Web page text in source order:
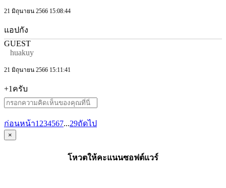
21 มิถุนายน 2566 15:08:44
แอปกัง
GUEST
huakuy
21 มิถุนายน 2566 15:11:41
+1ครับ
ก่อนหน้า1 234567...29ถัดไป
×
โหวตให้คะแนนซอฟต์แวร์